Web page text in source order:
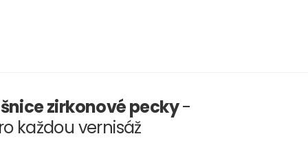
zirkonové pecky-
každou vernisáž